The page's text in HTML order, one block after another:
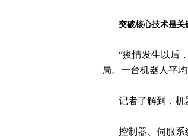
突破核心技术是关
“疫情发生以后
局。一台机器人平
记者了解到，机
控制器、伺服系